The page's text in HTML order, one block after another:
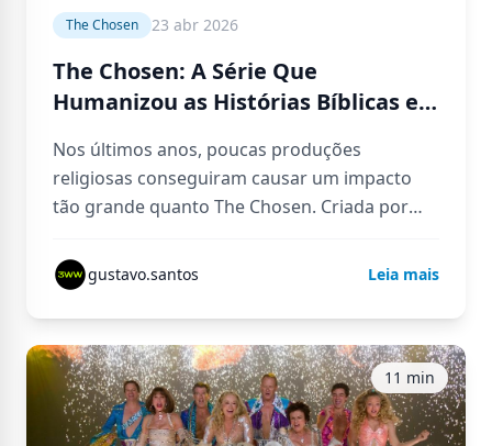
The Chosen 23 abr 2026
The Chosen: A Série Que
Humanizou as Histórias Bíblicas e
Vida de Jesus
Nos últimos anos, poucas produções
religiosas conseguiram causar um impacto
tão grande quanto The Chosen. Criada por
transformou em…
gustavo.santos Leia mais
11 min